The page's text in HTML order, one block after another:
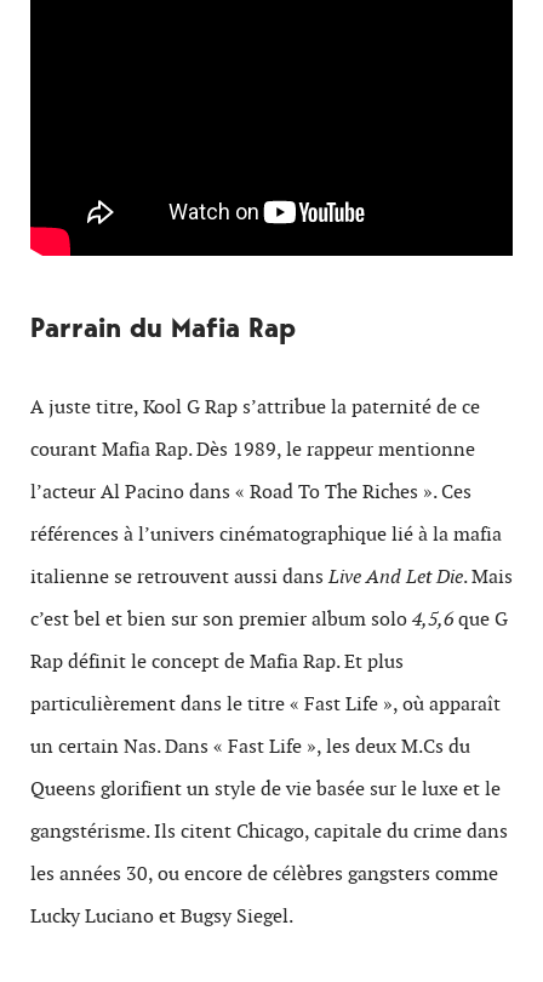
Parrain du Mafia Rap
A juste titre, Kool G Rap s’attribue la paternité de ce
courant Mafia Rap. Dès 1989, le rappeur mentionne
l’acteur Al Pacino dans « Road To The Riches ». Ces
références à l’univers cinématographique lié à la mafia
italienne se retrouvent aussi dansLive And Let Die. Mais
c’est bel et bien sur son premier album solo4,5,6que G
Rap définit le concept de Mafia Rap. Et plus
particulièrement dans le titre « Fast Life », où apparaît
un certain Nas. Dans « Fast Life », les deux M.Cs du
Queens glorifient un style de vie basée sur le luxe et le
gangstérisme. Ils citent Chicago, capitale du crime dans
les années 30, ou encore de célèbres gangsters comme
Lucky Luciano et Bugsy Siegel.